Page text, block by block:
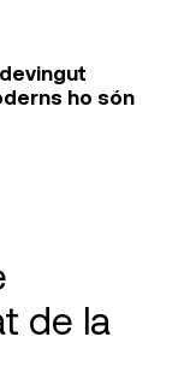
ho són
de la